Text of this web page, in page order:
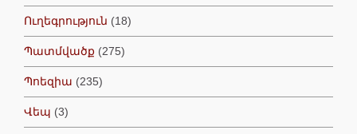
Ուղեգրություն (18)
Պատմվածք (275)
Պոեզիա (235)
Վեպ (3)